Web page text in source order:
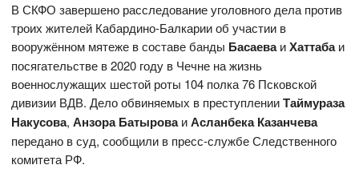
В СКФО завершено расследование уголовного дела против
троих жителей Кабардино-Балкарии об участии в
вооружённом мятеже в составе банды БасаеваиХаттабаи
посягательстве в 2020 году в Чечне на жизнь
военнослужащих шестой роты 104 полка 76 Псковской
дивизии ВДВ. Дело обвиняемых в преступленииТаймураза
Накусова,Анзора БатыроваиАсланбека Казанчева
передано в суд, сообщили в пресс-службе Следственного
комитета РФ.